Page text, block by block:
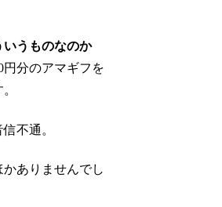
いうものなのか
円分のアマギフを
不通。
ありませんでし